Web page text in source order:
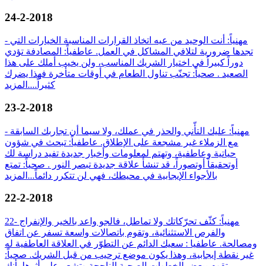
24-2-2018
- مهنياً: أنت الوحيد من عيه اتخاذ القرارات المناسبة الخيارات التي
تجدها ضرورية لتلافي المشاكل في العمل. عاطفياً: المصادفة تؤدي
دوراً كبيراُ في اختيار الشريك المناسب، ولن يخيب أملك على هذا
الصعيد . صحياً: تجنّب تناول الطعام في أوقات متأخرة فهذا يضرك
كثيراً.... المزيد
23-2-2018
- مهنياً: عليك التأّني والحذر في عملك، ولا سيما أن تجاربك السابقة
مع الزملاء غير مشجعة على الإطلاق. عاطفياً: تبحث في شؤون
حياتية وعاطفية، وتهتم لمعلومات وأخبار جديدة تفيد دراسة لك
أوتحقيقاً أوتصوراً، قد تنشأ علاقة جديدة تبصر النور . صحياً: تمتع
بالأجواء الإيجابية في محيطك، فهي لن تتكرر دائماً... المزيد
22-2-2018
22- مهنياً: كثّف تحرّكاتك ولا تماطل، فالجو واعد بالخير والإنفراج
والفرص الاستثنائية، وتقوم باتصالات واسعة تسفر عن اتفاق
ومصالحة. عاطفيا : سعيك الدائم عن التطوّر في العلاقة العاطفية له
غير نقطة إيجابية، وهذا يكون موضع ترحيب من قبل الشريك. صحياً: